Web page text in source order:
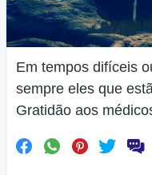
Em tempos difíceis
sempre eles que
Gratidão aos